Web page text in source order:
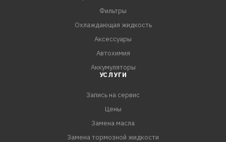
так же снижает износ двигателя.
Спецификации и одобрения:
Фильтры
Охлаждающая жидкость
Аксессуары
Автохимия
Аккумуляторы
УСЛУГИ
Запись на сервис
Цены
Замена масла
Замена тормозной жидкости